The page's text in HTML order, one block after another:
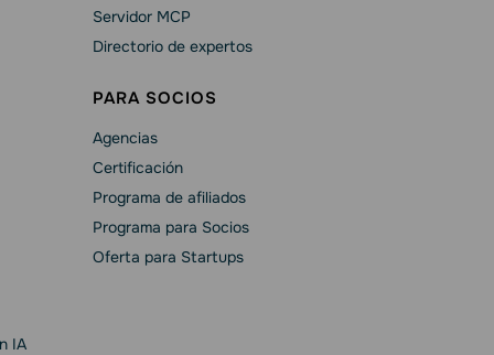
IA
Servidor MCP
Directorio de expertos
PARA SOCIOS
Agencias
Certificación
Programa de afiliados
Programa para Socios
Oferta para Startups